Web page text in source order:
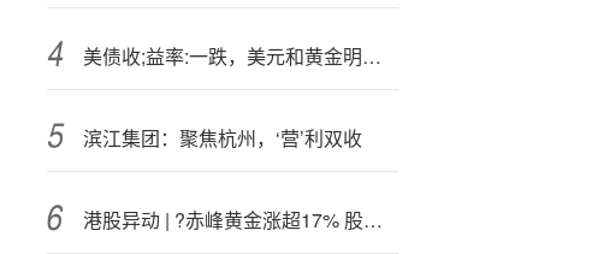
美债收;益率:一跌，美元和黄金明天怎么走？
滨江集团：聚焦杭州，‘营’利双收
港股异动 | ?赤峰黄金涨超17% 股价创新高